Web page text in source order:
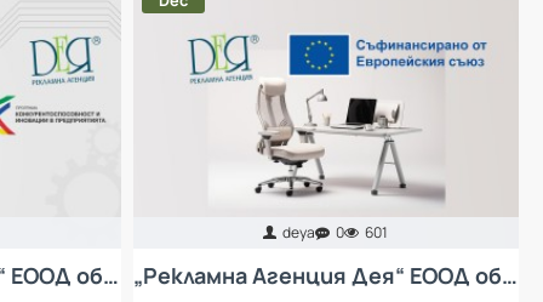
„Рекламна Агенция Дея“ ЕООД обявява процедура за избор на изпълнител с предмет: Доставка, инсталация и въвеждане в експлоатация на специализирано оборудване за производство на рекламни материали
deya 0 601
„Рекламна Агенция Дея“ ЕООД обявява процедура за избор на изпълнител с предмет „Доставка и монтаж на колективни предпазни средства за осъществяване на ергономия при работа и мебели за кът за отдих за работещите в Рекламна Агенция Дея ЕООД